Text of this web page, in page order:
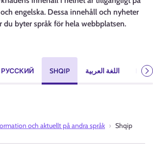
engelska. Dessa innehåll och nyheter
du byter språk för hela webbplatsen.
РУССКИЙ SHQIP اللغة العربية
och aktuellt på andra språk Shqip